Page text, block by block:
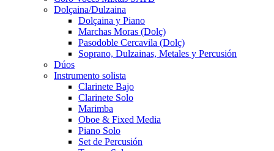
Dolçaina/Dulzaina
Dolçaina y Piano
Marchas Moras (Dolç)
Pasodoble Cercavila (Dolç)
Soprano, Dulzainas, Metales y Percusión
Dúos
Instrumento solista
Clarinete Bajo
Clarinete Solo
Marimba
Oboe & Fixed Media
Piano Solo
Set de Percusión